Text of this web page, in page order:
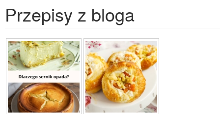
Przepisy z bloga